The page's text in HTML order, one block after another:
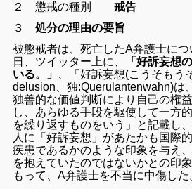
２ 懲戒の種別戒告
３処分の理由の要旨
被懲戒者は、死亡したA弁護士に
日、ツイッター上に、
「好訴妄想
いる。」
、「好訴妄想(こうそもう
delusion、独:Querulantenwahn)は
独善的な価値判断により自己の権
し、あらゆる手段を駆使して一方
を繰り返すものをいう」と記載し
人に「好訴妄想」があたかも国際
疾患であるかのような印象を与え
を抱えていたのではないかとの印
もって、A弁護士を不当に中傷した